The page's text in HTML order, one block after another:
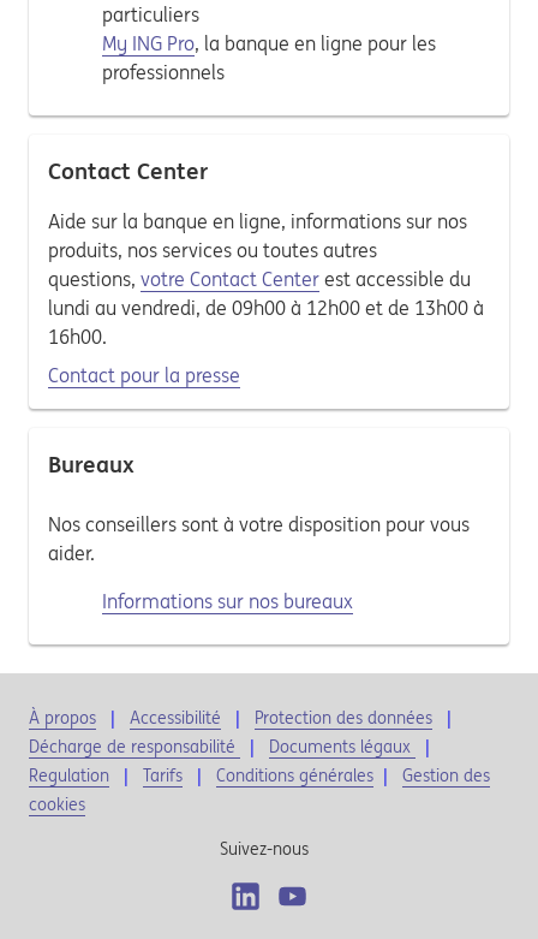
particuliers
My ING Pro, la banque en ligne pour les
professionnels
Contact Center
Aide sur la banque en ligne, informations sur nos
produits, nos services ou toutes autres
questions, votre Contact Center est accessible du
lundi au vendredi, de 09h00 à 12h00 et de 13h00 à
16h00.
Contact pour la presse
Bureaux
Nos conseillers sont à votre disposition pour vous
aider.
Informations sur nos bureaux
À propos Accessibilité
Protection des données
Décharge de responsabilité
Documents légaux
Regulation
Tarifs Conditions générales | Gestion des
cookies
Suivez-nous